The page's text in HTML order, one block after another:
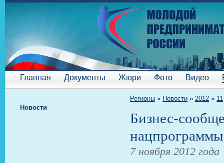
Главная Документы Жюри Фото Видео
Регионы » Новости » 2012 » 11
Бизнес-
7 ноября 2012 года
Новости